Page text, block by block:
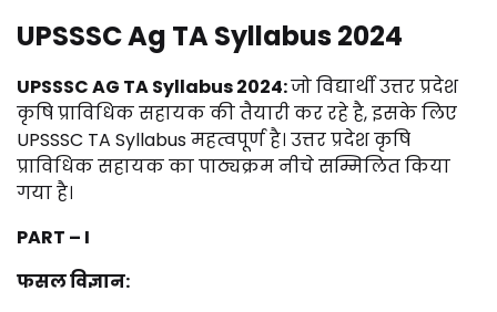
UPSSSC Ag TA Syllabus 2024
UPSSSC AG TA Syllabus 2024:जो विद्यार्थी उत्तर प्रदेश
कृषि प्राविधिक सहायक की तैयारी कर रहे है, इसके लिए
UPSSSC TA Syllabus महत्वपूर्ण है। उत्तर प्रदेश कृषि
प्राविधिक सहायक का पाठ्यक्रम नीचे सम्मिलित किया
गया है।
PART – I
फसल विज्ञान: